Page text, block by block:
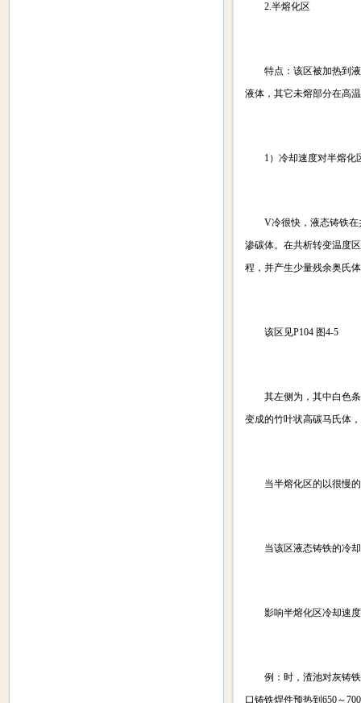
2.半熔化区
特点：该区被加热到液
液体，其它未熔部分在高
1）冷却速度对半熔化
V冷很快，液态铸铁在共
渗碳体。在共析转变温度
程，并产生少量残余奥氏
该区见P104 图4-5
其左侧为，其中白色条
变成的竹叶状高碳马氏体
当半熔化区的以很慢的
当该区液态铸铁的冷却
影响半熔化区冷却速度
例：时，渣池对灰铸铁
口铸铁焊件预热到650～